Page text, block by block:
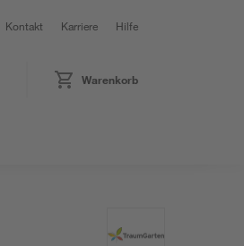
Kontakt Karriere Hilfe
Warenkorb